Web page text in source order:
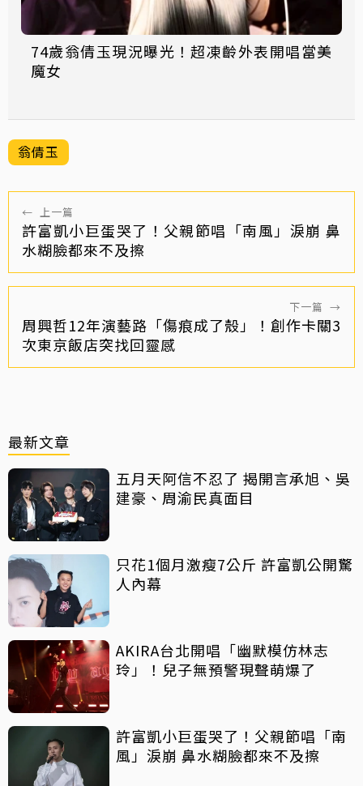
74歲翁倩玉現況曝光！超凍齡外表開唱當美
魔女
翁倩玉
← 上一篇
許富凱小巨蛋哭了！父親節唱「南風」淚崩 鼻
水糊臉都來不及擦
下一篇 →
周興哲12年演藝路「傷痕成了殼」！創作卡關3
次東京飯店突找回靈感
最新文章
五月天阿信不忍了 揭開言承旭、吳
建豪、周渝民真面目
只花1個月激瘦7公斤 許富凱公開驚
人內幕
AKIRA台北開唱「幽默模仿林志
玲」！兒子無預警現聲萌爆了
許富凱小巨蛋哭了！父親節唱「南
風」淚崩 鼻水糊臉都來不及擦